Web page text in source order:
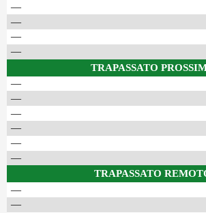
—
—
—
—
TRAPASSATO
—
—
—
—
—
—
TRAPASSATO
—
—